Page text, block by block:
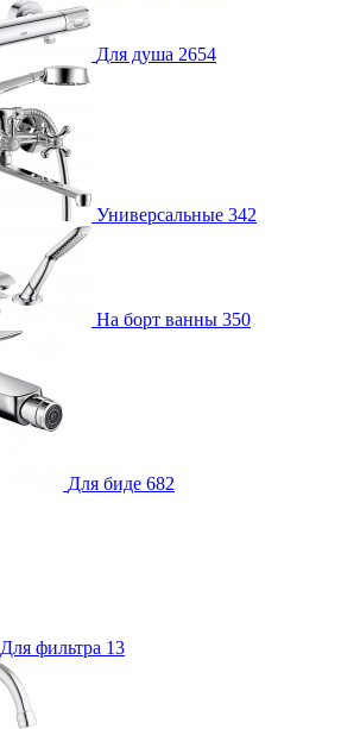
Для душа 2654
Универсальные 342
На борт ванны 350
Для биде 682
Для фильтра 13